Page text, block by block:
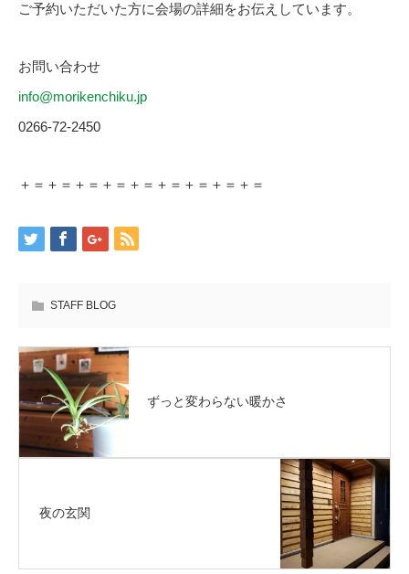
ご予約いただいた方に会場の詳細をお伝えしています。
お問い合わせ
info@morikenchiku.jp
0266-72-2450
＋＝＋＝＋＝＋＝＋＝＋＝＋＝＋＝＋＝
STAFF BLOG
ずっと変わらない暖かさ
夜の玄関